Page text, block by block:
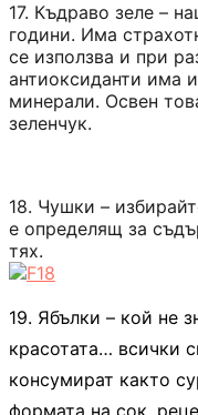
17. Къдраво зеле –
години. Има
се използва и при
антиоксиданти има
минерали. Освен
зеленчук.
18. Чушки –
е определящ за
тях.
19. Ябълки – кой не
красотата… всички
консумират както
формата на сок,